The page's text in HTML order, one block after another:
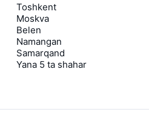
Toshkent
Moskva
Belen
Namangan
Samarqand
Yana 5 ta shahar